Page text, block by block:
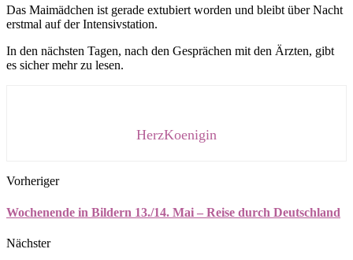
Das Maimädchen ist gerade extubiert worden und bleibt über Nacht
erstmal auf der Intensivstation.
In den nächsten Tagen, nach den Gesprächen mit den Ärzten, gibt
es sicher mehr zu lesen.
HerzKoenigin
Vorheriger
Wochenende in Bildern 13./14. Mai – Reise durch Deutschland
Nächster